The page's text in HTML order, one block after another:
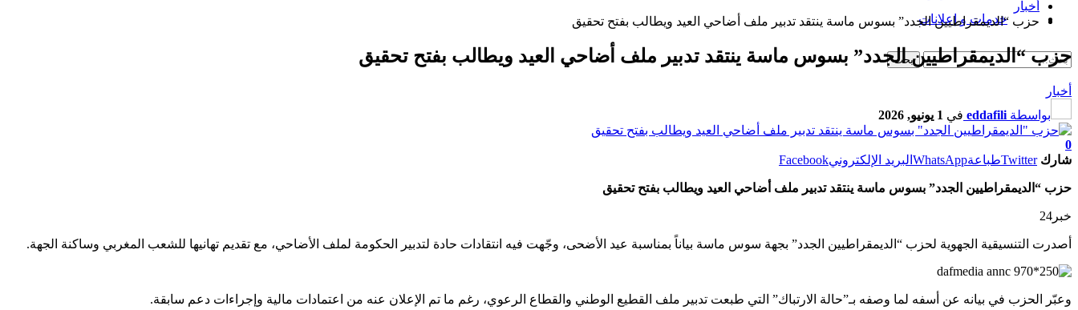
خدمات و إعلانات
أخبار
حزب “الديمقراطيين الجدد” بسوس ماسة ينتقد تدبير ملف أضاحي العيد ويطالب بفتح تحقيق
حزب “الديمقراطيين الجدد” بسوس ماسة ينتقد تدبير ملف أضاحي العيد ويطالب بفتح تحقيق
أخبار
بواسطة eddafili في 1 يونيو, 2026
0
شارك TwitterطباعةWhatsApp البريد الإلكترونيFacebook
حزب “الديمقراطيين الجدد” بسوس ماسة ينتقد تدبير ملف أضاحي العيد ويطالب بفتح تحقيق
خبر24
أصدرت التنسيقية الجهوية لحزب “الديمقراطيين الجدد” بجهة سوس ماسة بياناً بمناسبة عيد الأضحى، وجّهت فيه انتقادات حادة لتدبير الحكومة لملف الأضاحي، مع تقديم تهانيها للشعب المغربي وساكنة الجهة.
وعبّر الحزب في بيانه عن أسفه لما وصفه بـ”حالة الارتباك” التي طبعت تدبير ملف القطيع الوطني والقطاع الرعوي، رغم ما تم الإعلان عنه من اعتمادات مالية وإجراءات دعم سابقة.